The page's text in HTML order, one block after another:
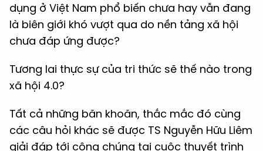
dụng ở Việt Nam phổ biến chưa hay vẫn đang
là biên giới khó vượt qua do nền tảng xã hội
chưa đáp ứng được?
Tương lai thực sự của tri thức sẽ thế nào trong
xã hội 4.0?
Tất cả những băn khoăn, thắc mắc đó cùng
các câu hỏi khác sẽ được TS Nguyễn Hữu Liêm
giải đáp tới công chúng tại cuộc thuyết trình